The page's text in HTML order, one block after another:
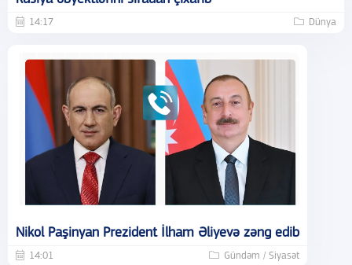
14:17 Dünya
Nikol Paşinyan Prezident İlham Əliyevə zəng edib
14:01 Gündəm / Siyasət